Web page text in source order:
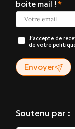
boite mail !
J’accepte de
de votre
Envoyer
Soutenu par :